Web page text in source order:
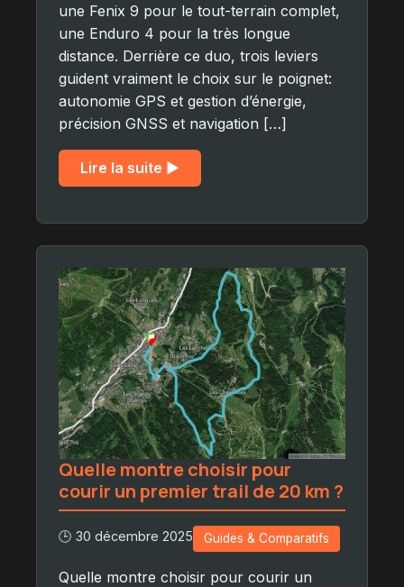
une Fenix 9 pour le tout-terrain complet,
une Enduro 4 pour la très longue
distance. Derrière ce duo, trois leviers
guident vraiment le choix sur le poignet:
autonomie GPS et gestion d’énergie,
précision GNSS et navigation […]
Lire la suite ▶︎
Quelle montre choisir pour
courir un premier trail de 20 km ?
🕒 30 décembre 2025 Guides & Comparatifs
Quelle montre choisir pour courir un